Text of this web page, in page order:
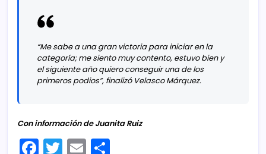
“Me sabe a una gran victoria para iniciar en la
categoría; me siento muy contento, estuvo bien y
el siguiente año quiero conseguir una de los
primeros podios”, finalizó Velasco Márquez.
Con información de Juanita Ruiz
F T E